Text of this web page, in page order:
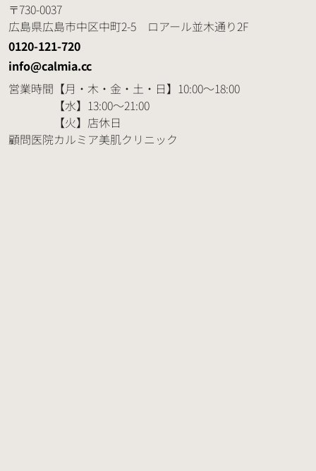
730-0037
広島県広島市中区中町2-5 ロアール並木通り2F
0120-121-720
info@calmia.cc
営業時間 【月・木・金・土・日】10:00～18:00
【水】13:00～21:00
【火】店休日
顧問医院カルミア美肌クリニック